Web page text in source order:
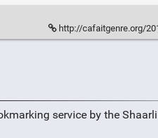
http://cafaitgenre.org/2013/03/16/
service by the